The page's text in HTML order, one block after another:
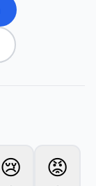
😢 😡